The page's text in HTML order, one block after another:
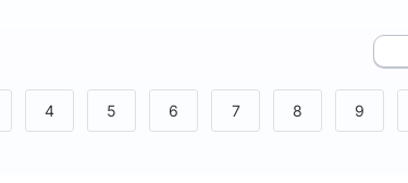
4 5 6 7 8 9